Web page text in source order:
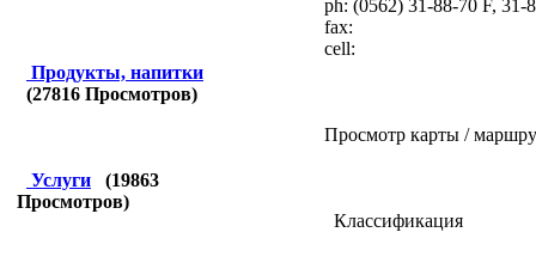
Продукты, напитки
(27816 Просмотров)
Услуги (19863
Просмотров)
ph: (0562) 31-88-70 F, 31-
fax:
cell:
Просмотр карты /
Классификация